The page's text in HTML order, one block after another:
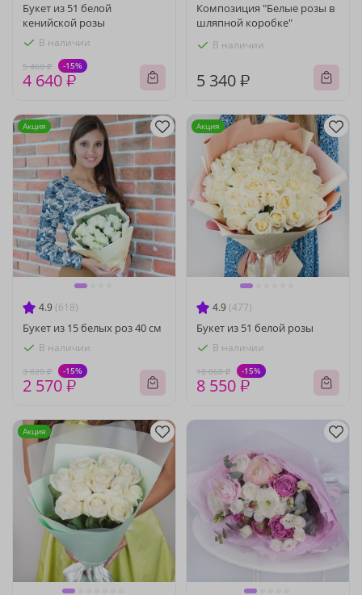
Букет из 51 белой
кенийской розы
В наличии
5 460 ₽ -15%
4 640 ₽
Композиция "Белые розы в
шляпной коробке"
В наличии
5 340 ₽
4.9 (618)
Букет из 15 белых роз 40 см
В наличии
3 020 ₽ -15%
2 570 ₽
Акция
4.9 (477)
Букет из 51 белой розы
В наличии
10 060 ₽ -15%
8 550 ₽
Акция
Акция